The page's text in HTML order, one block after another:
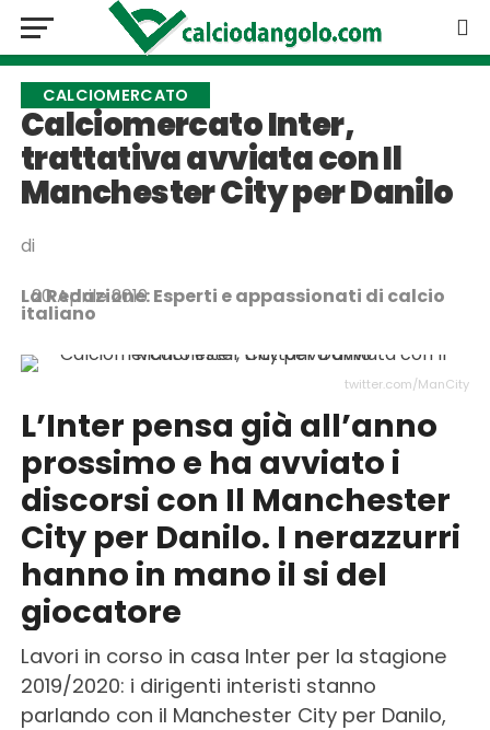
CALCIOMERCATO
Calciomercato Inter,
trattativa avviata con Il
Manchester City per Danilo
di
La Redazione: Esperti e appassionati di calcio
italiano
20 Aprile 2019
twitter.com/ManCity
L’Inter pensa già all’anno
prossimo e ha avviato i
discorsi con Il Manchester
City per Danilo. I nerazzurri
hanno in mano il si del
giocatore
Lavori in corso in casa Inter per la stagione
2019/2020: i dirigenti interisti stanno
parlando con il Manchester City per Danilo,